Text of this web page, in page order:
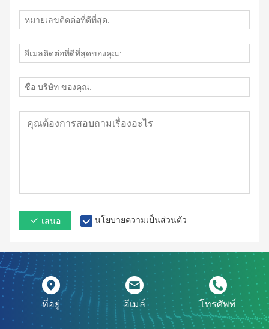
เสนอ นโยบายความเป็นส่วนตัว
ที่อยู่ อีเมล์ โทรศัพท์